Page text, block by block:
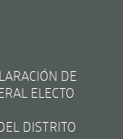
DE
ELECTO
DISTRITO